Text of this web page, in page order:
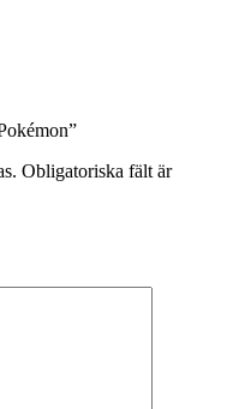
Obligatoriska fält är